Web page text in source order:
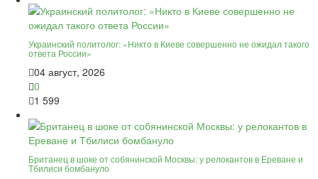
Украинский политолог: «Никто в Киеве совершенно не ожидал такого
ответа России»
04 август, 2026
0
1 599
Британец в шоке от собянинской Москвы: у релокантов в Ереване и
Тбилиси бомбануло